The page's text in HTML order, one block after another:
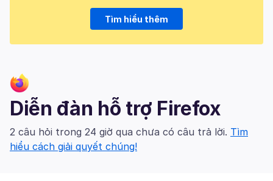
Tìm hiểu thêm
Diễn đàn hỗ trợ Firefox
2 câu hỏi trong 24 giờ qua chưa có câu trả lời. Tìm
hiểu cách giải quyết chúng!